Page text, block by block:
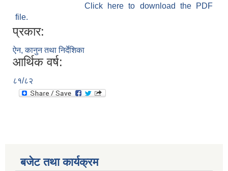
Click here to download the PDF
file.
प्रकार:
ऐन, कानुन तथा निर्देशिका
आर्थिक वर्ष:
८१/८२
बजेट तथा कार्यक्रम